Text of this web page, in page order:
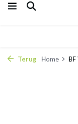
Terug Home